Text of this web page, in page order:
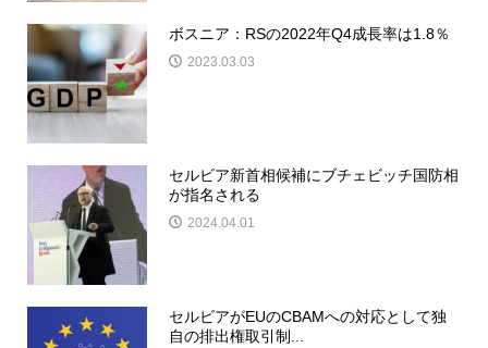
ボスニア：RSの2022年Q4成長率は1.8％
2023.03.03
セルビア新首相候補にブチェビッチ国防相
が指名される
2024.04.01
セルビアがEUのCBAMへの対応として独
自の排出権取引制...